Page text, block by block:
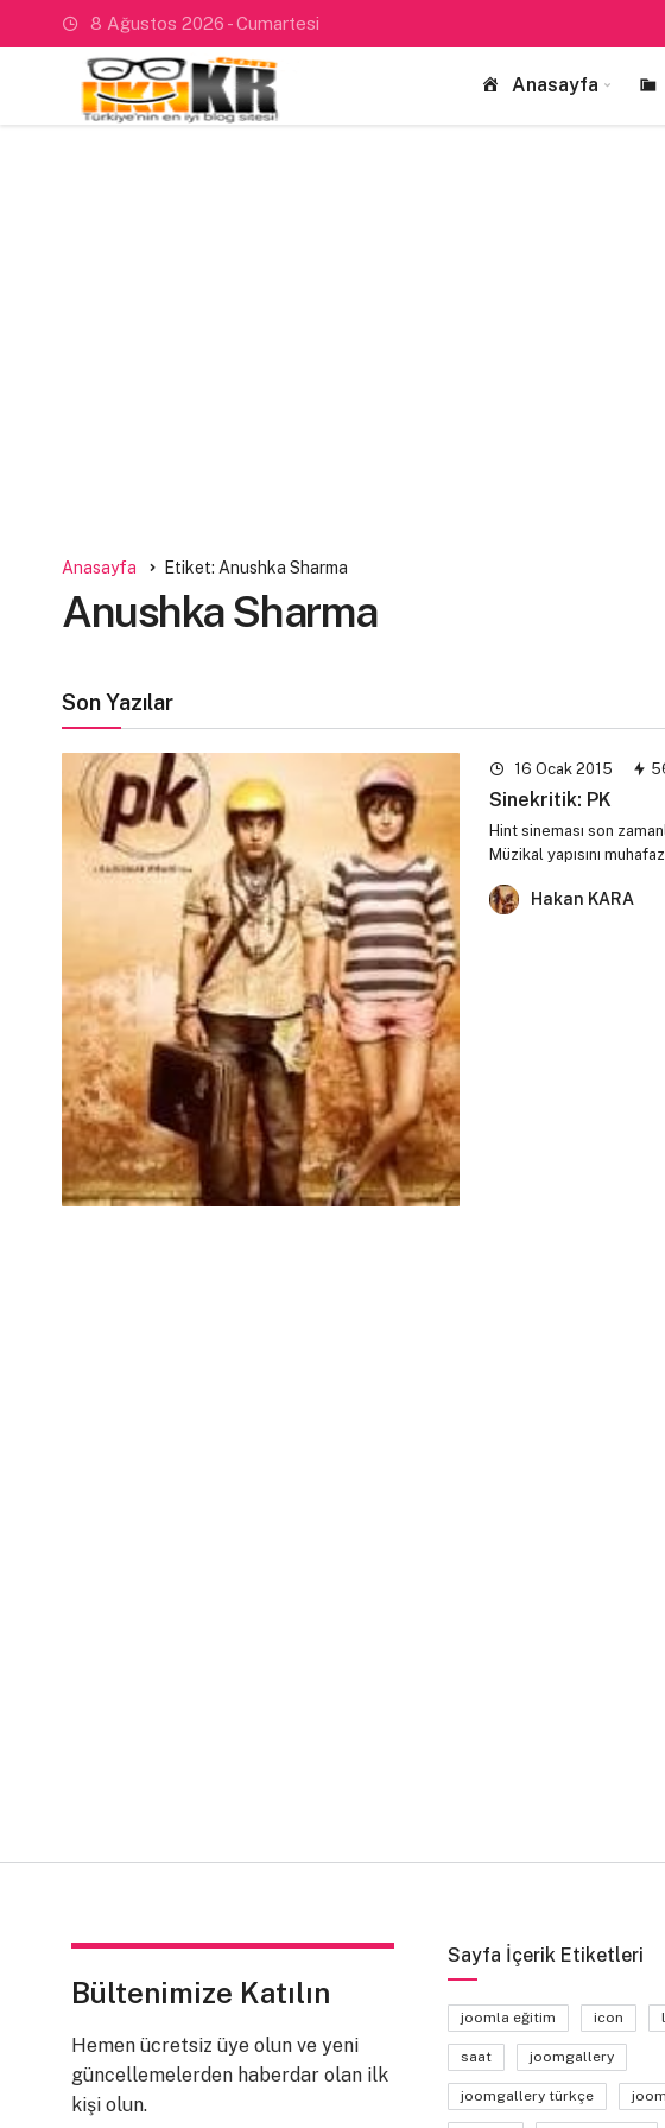
8 Ağustos 2026 - Cumartesi
Anasayfa
Anasayfa Etiket: Anushka Sharma
Anushka Sharma
Son Yazılar
16 Ocak 2015
Sinekritik: PK
Hint sineması son
Müzikal yapısını
Hakan KARA
Bültenimize Katılın
Hemen ücretsiz üye olun ve yeni
güncellemelerden haberdar olan ilk
kişi olun.
Sayfa İçerik Etiketleri
joomla eğitim icon
saat joomgallery
joomgallery türkçe